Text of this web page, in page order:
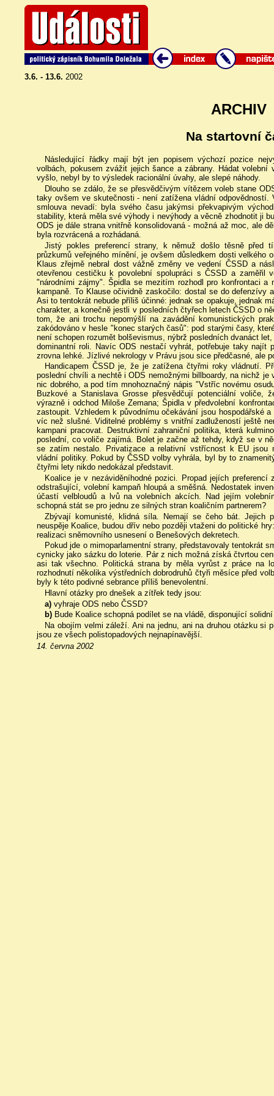
3.6. - 13.6. 2002
ARCHIV
Na startovní
Následující řádky mají být jen popisem výchozí pozice
volbách, pokusem zvážit jejich šance a zábrany. Hádat
vyšlo, nebyl by to výsledek racionální úvahy, ale slepé náhody.
Dlouho se zdálo, že se přesvědčivým vítězem voleb stane
taky ovšem ve skutečnosti - není zatížena vládní
smlouva nevadí: byla svého času jakýmsi překvapivým
stability, která měla své výhody i nevýhody a věcně zhodnotit ji
ODS je dále strana vnitřně konsolidovaná - možná až moc, ale
byla rozvrácená a rozhádaná.
Jistý pokles preferencí strany, k němuž došlo těsně před
průzkumů veřejného mínění, je ovšem důsledkem dosti velkého
Klaus zřejmě nebral dost vážně změny ve vedení ČSSD a
otevřenou cestičku k povolební spolupráci s ČSSD a zaměřil
"národními zájmy". Špidla se mezitím rozhodl pro konfrontaci
kampaně. To Klause očividně zaskočilo: dostal se do defenzívy
Asi to tentokrát nebude příliš účinné: jednak se opakuje, jednak
charakter, a konečně jestli v posledních čtyřech letech ČSSD o
tom, že ani trochu nepomýšlí na zavádění komunistických
zakódováno v hesle "konec starých časů": pod starými časy,
není schopen rozumět bolševismus, nýbrž posledních dvanáct
dominantní roli. Navíc ODS nestačí vyhrát, potřebuje taky najít
zrovna lehké. Jízlivé nekrology v Právu jsou sice předčasné, ale
Handicapem ČSSD je, že je zatížena čtyřmi roky vládnutí.
poslední chvíli a nechtě i ODS nemožnými billboardy, na nichž
nic dobrého, a pod tím mnohoznačný nápis "Vstříc novému
Buzkové a Stanislava Grosse přesvědčují potenciální
výrazně i odchod Miloše Zemana; Špidla v předvolební
zastoupit. Vzhledem k původnímu očekávání jsou hospodářské
víc než slušné. Viditelné problémy s vnitřní zadlužeností ještě
kampani pracovat. Destruktivní zahraniční politika, která
poslední, co voliče zajímá. Bolet je začne až tehdy, když se v
se zatím nestalo. Privatizace a relativní vstřícnost k EU jsou
vládní politiky. Pokud by ČSSD volby vyhrála, byl by to
čtyřmi lety nikdo nedokázal představit.
Koalice je v nezáviděníhodné pozici. Propad jejích
odstrašující, volební kampaň hloupá a směšná. Nedostatek
účastí velbloudů a lvů na volebních akcích. Nad jejím
schopná stát se pro jednu ze silných stran koaličním partnerem?
Zbývají komunisté, klidná síla. Nemají se čeho bát. Jejich
neuspěje Koalice, budou dřív nebo později vtaženi do politické
realizaci sněmovního usnesení o Benešových dekretech.
Pokud jde o mimoparlamentní strany, představovaly tentokrát
cynicky jako sázku do loterie. Pár z nich možná získá čtvrtou
asi tak všechno. Politická strana by měla vyrůst z práce na
rozhodnutí několika výstředních dobrodruhů čtyři měsíce před
byly k této podivné sebrance příliš benevolentní.
Hlavní otázky pro dnešek a zítřek tedy jsou:
a)vyhraje ODS nebo ČSSD?
b) Bude Koalice schopná podílet se na vládě, disponující
Na obojím velmi záleží. Ani na jednu, ani na druhou otázku si
jsou ze všech polistopadových nejnapínavější.
14. června 2002